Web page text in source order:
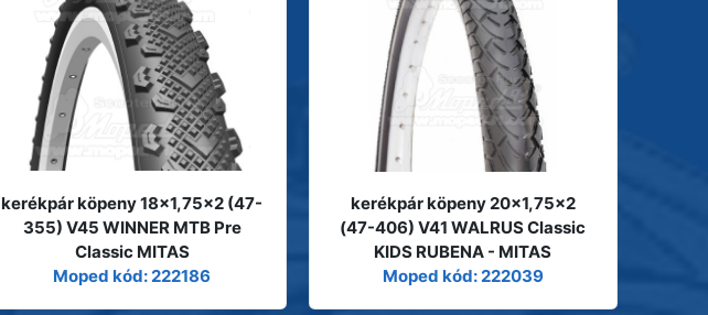
kerékpár köpeny 18x1,75x2 (47-
355) V45 WINNER MTB Pre
Classic MITAS
Moped kód: 222186
kerékpár köpeny 20x1,75x2
(47-406) V41 WALRUS Classic
KIDS RUBENA - MITAS
Moped kód: 222039